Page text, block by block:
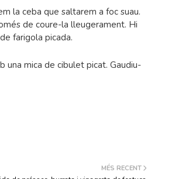
la ceba que saltarem a foc suau.
de coure-la lleugerament. Hi
farigola picada.
una mica de cibulet picat. Gaudiu-
MÉS RECENT